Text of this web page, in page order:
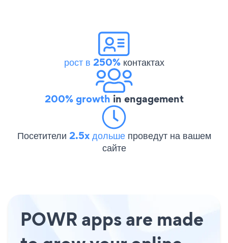
рост в 250%контактах
200% growth in engagement
Посетители 2.5x дольше проведут на вашем
сайте
POWR apps are made